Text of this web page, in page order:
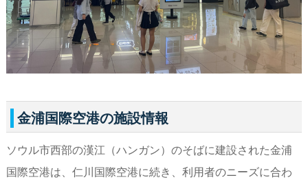
金浦国際空港の施設情報
ソウル市西部の漢江（ハンガン）のそばに建設された金浦
国際空港は、仁川国際空港に続き、利用者のニーズに合わ